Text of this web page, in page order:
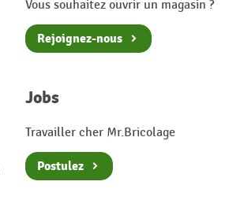
Vous souhaitez ouvrir un magasin ?
Rejoignez-nous
Jobs
Travailler cher Mr.Bricolage
Postulez